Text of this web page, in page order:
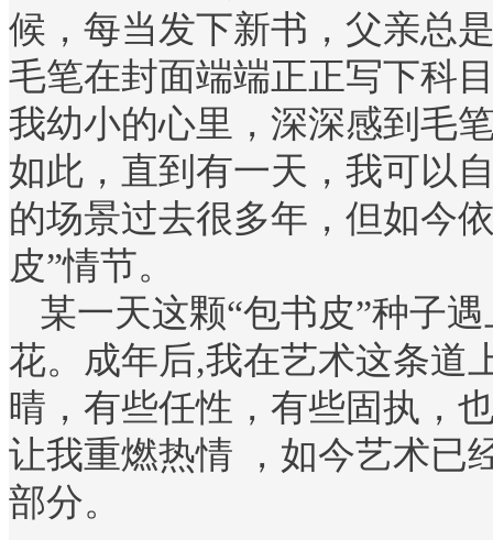
候，每当发下新书，父亲总
毛笔在封面端端正正写下科
我幼小的心里，深深感到毛
如此，直到有一天，我可以
的场景过去很多年，但如今
皮”情节。
某一天这颗“包书皮”种子
花。成年后,我在艺术这条道
晴，有些任性，有些固执，
让我重燃热情 ，如今艺术已
部分。